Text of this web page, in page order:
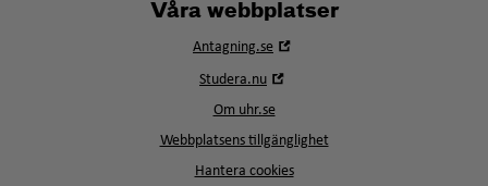
Våra webbplatser
Antagning.se
Studera.nu
fönster
Om uhr.se
Webbplatsens tillgänglighet
Hantera cookies